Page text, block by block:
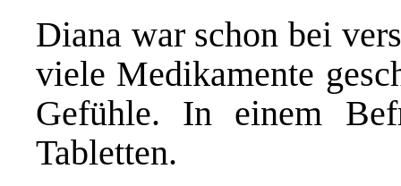
Diana war schon bei
viele Medikamente
Gefühle. In einem
Tabletten.